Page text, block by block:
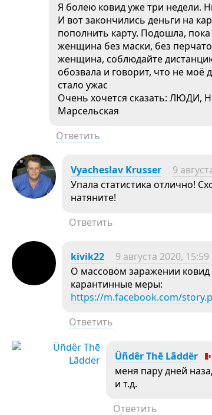
Я болею ковид уже три недели.
И вот закончились деньги на
пополнить карту. Подошла,
женщина без маски, без
женщина, соблюдайте
обозвала и говорит, что не моё
стало ужас
Очень хочется сказать: ЛЮДИ,
Марсельская
Ответить
Vyacheslav Krusser 9
Упала статистика отлично!
натяните!
Ответить
kivik22 9 августа 2020, 15:59
О массовом заражении
карантинные меры:
https://m.facebook.com/
Ответить
Üñdêr Thē Lãddër
меня пару дней
и т.д.
Ответить